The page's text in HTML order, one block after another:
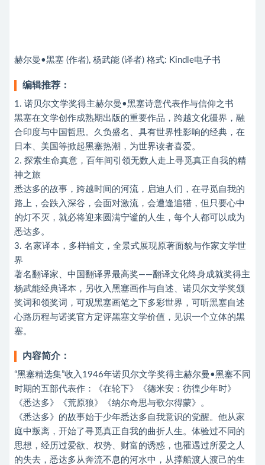
赫尔曼•黑塞 (作者), 杨武能 (译者) 格式: Kindle电子书
编辑推荐：
1. 诺贝尔文学奖得主赫尔曼•黑塞诗意代表作与信仰之书
黑塞在文学创作成熟期出版的重要作品，跨越文化疆界，融
合印度与中国哲思。久负盛名、具有世界性影响的经典，在
日本、美国等掀起黑塞热潮，为世界读者喜爱。
2. 探索生命真意，百年间引领无数人走上寻觅真正自我的精
神之旅
悉达多的故事，跨越时间的河流，启迪人们，在寻觅自我的
路上，会跌入深谷，会面对激流，会遭逢追猎，但只要心中
的灯不灭，就必将迎来圆满宁谧的人生，每个人都可以成为
悉达多。
3. 名家译本，多样辅文，全景式展现原著面貌与作家文学世
界
著名翻译家、中国翻译界最高奖——翻译文化终身成就奖得主
杨武能经典译本，另收入黑塞画作与自述、诺贝尔文学奖颁
奖词和领奖词，可观黑塞画笔之下多彩世界，可听黑塞自述
心路历程与诺奖官方定评黑塞文学价值，见识一个立体的黑
塞。
内容简介：
“黑塞精选集”收入1946年诺贝尔文学奖得主赫尔曼•黑塞不同
时期的五部代表作：《在轮下》《德米安：彷徨少年时》
《悉达多》《荒原狼》《纳尔奇思与歌尔得蒙》。
《悉达多》的故事始于少年悉达多自我意识的觉醒。他从家
庭中叛离，开始了寻觅真正自我的曲折人生。体验过不同的
思想，经历过爱欲、权势、财富的诱惑，也罹遇过所爱之人
的失去，悉达多从奔流不息的河水中，从撑船渡人渡己的生